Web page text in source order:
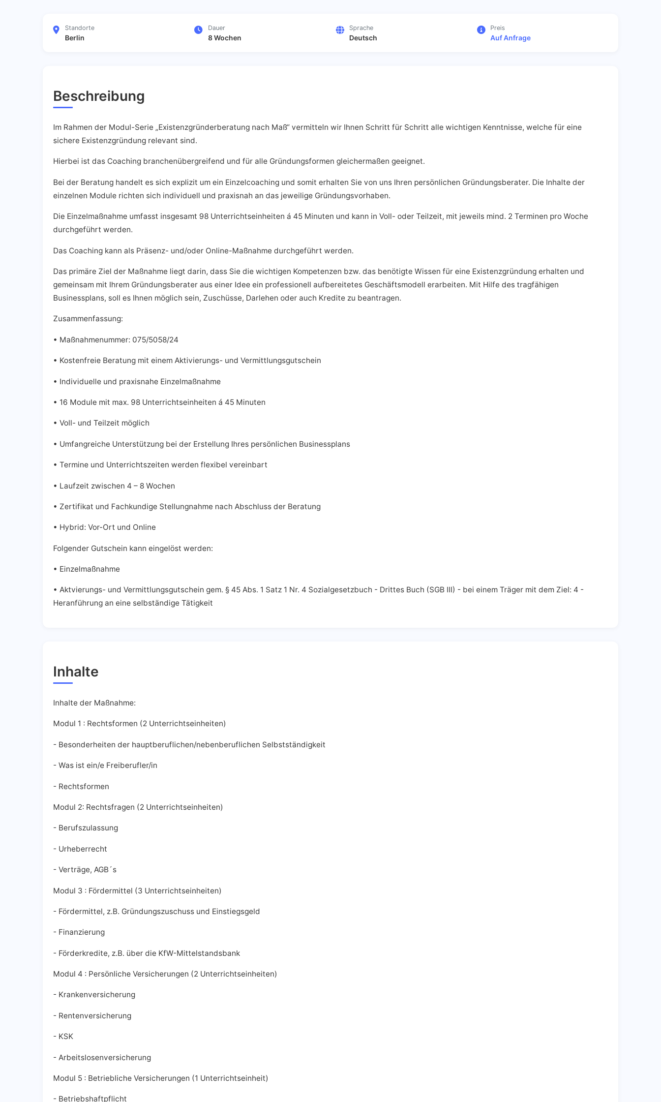
Standorte
Berlin
Dauer
8 Wochen
Sprache
Deutsch
Preis
Auf Anfrage
Beschreibung
Im Rahmen der Modul-Serie „Existenzgründerberatung nach Maß“ vermitteln wir Ihnen Schritt für Schritt alle wichtigen Kenntnisse, welche für eine
sichere Existenzgründung relevant sind.
Hierbei ist das Coaching branchenübergreifend und für alle Gründungsformen gleichermaßen geeignet.
Bei der Beratung handelt es sich explizit um ein Einzelcoaching und somit erhalten Sie von uns Ihren persönlichen Gründungsberater. Die Inhalte der
einzelnen Module richten sich individuell und praxisnah an das jeweilige Gründungsvorhaben.
Die Einzelmaßnahme umfasst insgesamt 98 Unterrichtseinheiten á 45 Minuten und kann in Voll- oder Teilzeit, mit jeweils mind. 2 Terminen pro Woche
durchgeführt werden.
Das Coaching kann als Präsenz- und/oder Online-Maßnahme durchgeführt werden.
Das primäre Ziel der Maßnahme liegt darin, dass Sie die wichtigen Kompetenzen bzw. das benötigte Wissen für eine Existenzgründung erhalten und
gemeinsam mit Ihrem Gründungsberater aus einer Idee ein professionell aufbereitetes Geschäftsmodell erarbeiten. Mit Hilfe des tragfähigen
Businessplans, soll es Ihnen möglich sein, Zuschüsse, Darlehen oder auch Kredite zu beantragen.
Zusammenfassung:
• Maßnahmenummer: 075/5058/24
• Kostenfreie Beratung mit einem Aktivierungs- und Vermittlungsgutschein
• Individuelle und praxisnahe Einzelmaßnahme
• 16 Module mit max. 98 Unterrichtseinheiten á 45 Minuten
• Voll- und Teilzeit möglich
• Umfangreiche Unterstützung bei der Erstellung Ihres persönlichen Businessplans
• Termine und Unterrichtszeiten werden flexibel vereinbart
• Laufzeit zwischen 4 – 8 Wochen
• Zertifikat und Fachkundige Stellungnahme nach Abschluss der Beratung
• Hybrid: Vor-Ort und Online
Folgender Gutschein kann eingelöst werden:
• Einzelmaßnahme
• Aktvierungs- und Vermittlungsgutschein gem. § 45 Abs. 1 Satz 1 Nr. 4 Sozialgesetzbuch - Drittes Buch (SGB III) - bei einem Träger mit dem Ziel: 4 -
Heranführung an eine selbständige Tätigkeit
Inhalte
Inhalte der Maßnahme:
Modul 1 : Rechtsformen (2 Unterrichtseinheiten)
- Besonderheiten der hauptberuflichen/nebenberuflichen Selbstständigkeit
- Was ist ein/e Freiberufler/in
- Rechtsformen
Modul 2: Rechtsfragen (2 Unterrichtseinheiten)
- Berufszulassung
- Urheberrecht
- Verträge, AGB´s
Modul 3 : Fördermittel (3 Unterrichtseinheiten)
- Fördermittel, z.B. Gründungszuschuss und Einstiegsgeld
- Finanzierung
- Förderkredite, z.B. über die KfW-Mittelstandsbank
Modul 4 : Persönliche Versicherungen (2 Unterrichtseinheiten)
- Krankenversicherung
- Rentenversicherung
- KSK
- Arbeitslosenversicherung
Modul 5 : Betriebliche Versicherungen (1 Unterrichtseinheit)
- Betriebshaftpflicht